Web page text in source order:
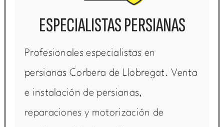
ESPECIALISTAS PERSIANAS
Profesionales especialistas en
persianas Corbera de Llobregat. Venta
e instalación de persianas,
reparaciones y motorización de